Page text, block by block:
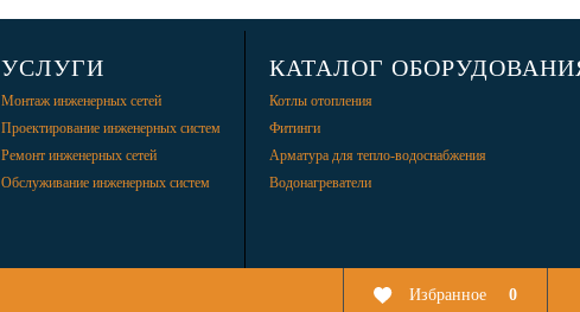
Избранное 0
УСЛУГИ
Монтаж инженерных сетей
Проектирование инженерных систем
Ремонт инженерных сетей
Обслуживание инженерных систем
КАТАЛОГ
Котлы отопления
Фитинги
Арматура для тепло-водоснабжения
Водонагреватели